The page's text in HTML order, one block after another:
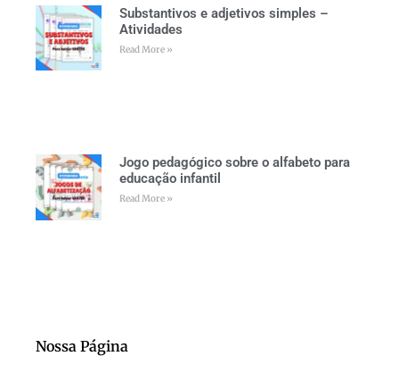
Substantivos e adjetivos simples –
Atividades
Read More »
Jogo pedagógico sobre o alfabeto para
educação infantil
Read More »
Nossa Página